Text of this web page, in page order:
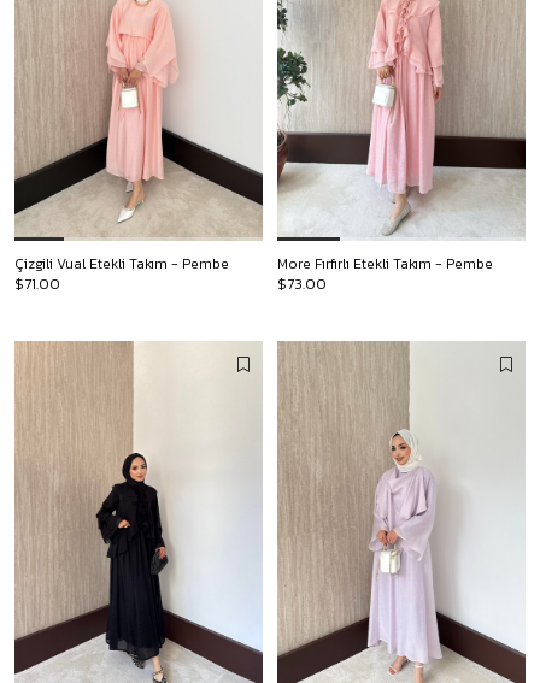
Çizgili Vual Etekli Takım - Pembe
$71.00
More Fırfırlı Etekli Takım - Pembe
$73.00